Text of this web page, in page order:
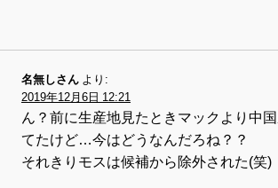
名無しさん より:
2019年12月6日 12:21
ん？前に生産地見たときマックより中
てたけど…今はどうなんだろね？？
それきりモスは候補から除外された(笑)